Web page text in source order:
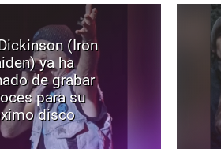
(Iron
ya ha
de grabar
para su
disco